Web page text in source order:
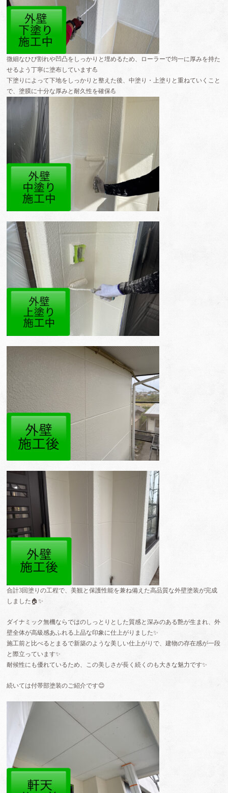
微細なひび割れや凹凸をしっかりと埋めるため、ローラーで均一に厚みを持た
せるよう丁寧に塗布しています💪
下塗りによって下地をしっかりと整えた後、中塗り・上塗りと重ねていくこと
で、塗膜に十分な厚みと耐久性を確保💪
合計3回塗りの工程で、美観と保護性能を兼ね備えた高品質な外壁塗装が完成
しました🏠✨
ダイナミック無機ならではのしっとりとした質感と深みのある艶が生まれ、外
壁全体が高級感あふれる上品な印象に仕上がりました✨
施工前と比べるとまるで新築のような美しい仕上がりで、建物の存在感が一段
と際立っています✨
耐候性にも優れているため、この美しさが長く続くのも大きな魅力です✨️
続いては付帯部塗装のご紹介です😊